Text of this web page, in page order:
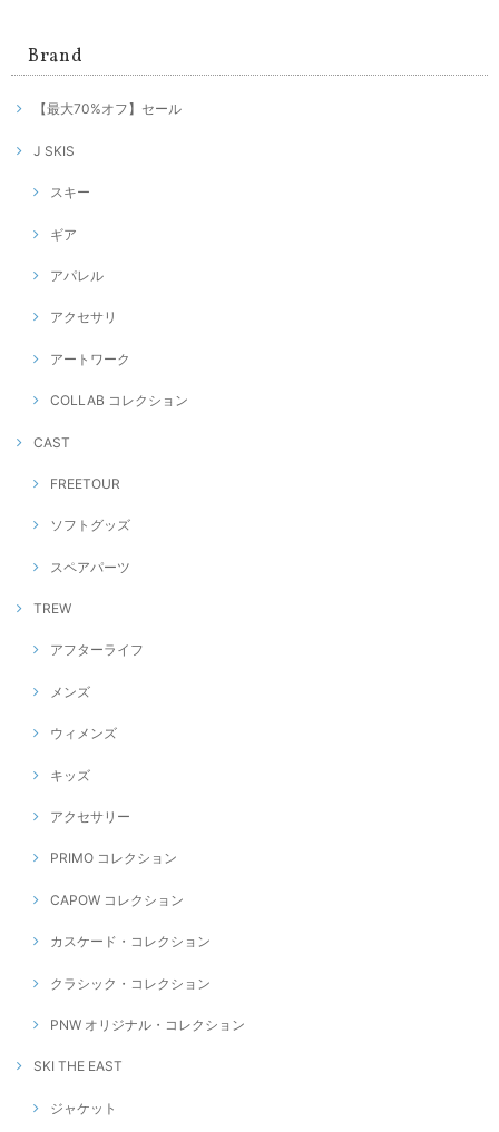
Brand
【最大70%オフ】セール
J SKIS
スキー
ギア
アパレル
アクセサリ
アートワーク
COLLAB コレクション
CAST
FREETOUR
ソフトグッズ
スペアパーツ
TREW
アフターライフ
メンズ
ウィメンズ
キッズ
アクセサリー
PRIMO コレクション
CAPOW コレクション
カスケード・コレクション
クラシック・コレクション
PNW オリジナル・コレクション
SKI THE EAST
ジャケット